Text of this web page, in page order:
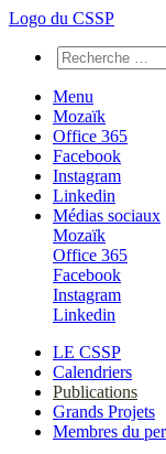
Logo du CSSP
Menu
Mozaïk
Office 365
Facebook
Instagram
Linkedin
Médias sociaux
Mozaïk
Office 365
Facebook
Instagram
Linkedin
LE CSSP
Calendriers
Publications
Grands Projets
Membres du